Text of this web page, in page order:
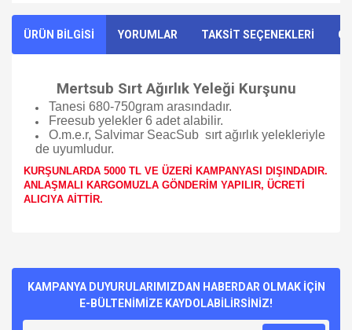
ÜRÜN BİLGİSİ YORUMLAR TAKSİT SEÇENEKLERİ
Mertsub Sırt Ağırlık Yeleği Kurşunu
Tanesi 680-750gram arasındadır.
Freesub yelekler 6 adet alabilir.
O.m.e.r, Salvimar SeacSub sırt ağırlık yelekleriyle
de uyumludur.
KURŞUNLARDA 5000 TL VE ÜZERİ KAMPANYASI DIŞINDADIR.
ANLAŞMALI KARGOMUZLA GÖNDERİM YAPILIR, ÜCRETİ
ALICIYA AİTTİR.
Yorum Yaz
kullanarak tarafımıza iletebilirsiniz.
Görüş ve önerileriniz için teşekkür ederiz.
Ürün resmi kalitesiz, bozuk veya görüntülenemiyor.
KAMPANYA DUYURULARIMIZDAN HABERDAR OLMAK İÇİN
E-BÜLTENİMİZE KAYDOLABİLİRSİNİZ!